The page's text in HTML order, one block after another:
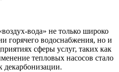
вода» не только широко
горячего водоснабжения, но и
сферы услуг, таких как
тепловых насосов стало
декарбонизации.